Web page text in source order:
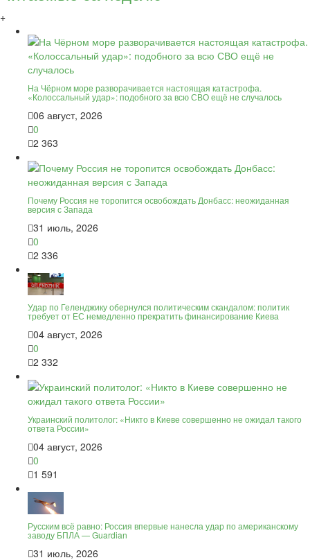
+
На Чёрном море разворачивается настоящая катастрофа.
«Колоссальный удар»: подобного за всю СВО ещё не случалось
06 август, 2026
0
2 363
Почему Россия не торопится освобождать Донбасс: неожиданная
версия с Запада
31 июль, 2026
0
2 336
Удар по Геленджику обернулся политическим скандалом: политик
требует от ЕС немедленно прекратить финансирование Киева
04 август, 2026
0
2 332
Украинский политолог: «Никто в Киеве совершенно не ожидал такого
ответа России»
04 август, 2026
0
1 591
Русским всё равно: Россия впервые нанесла удар по американскому
заводу БПЛА — Guardian
31 июль, 2026